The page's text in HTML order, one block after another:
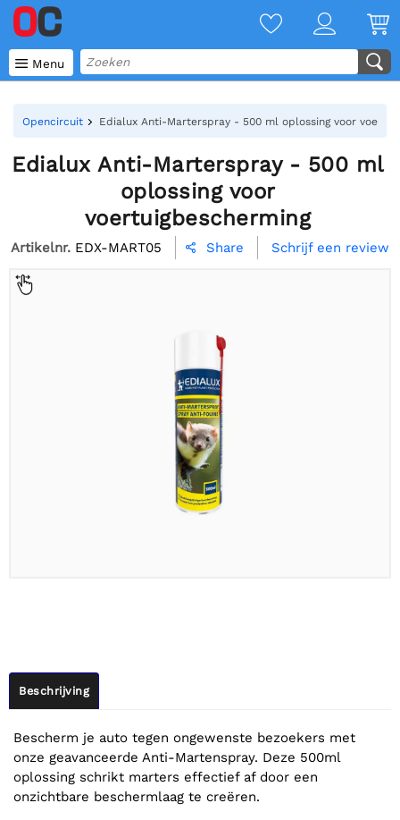
 Menu
Opencircuit Edialux Anti-Marterspray - 500 ml oplossing voor
Edialux Anti-Marterspray - 500 ml
oplossing voor
voertuigbescherming
Artikelnr. EDX-MART05  Share Schrijf een review
Beschrijving
Bescherm je auto tegen ongewenste bezoekers met
onze geavanceerde Anti-Martenspray. Deze 500ml
oplossing schrikt marters effectief af door een
onzichtbare beschermlaag te creëren.